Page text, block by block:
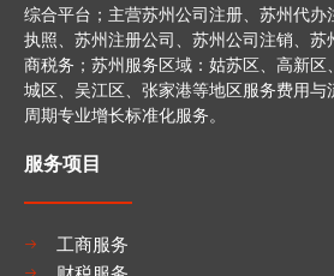
综合平台；主营苏州公司注册、苏州代办
执照、苏州注册公司、苏州公司注销、苏
商税务；苏州服务区域：姑苏区、高新区
城区、吴江区、张家港等地区服务费用与
周期专业增长标准化服务。
服务项目
工商服务